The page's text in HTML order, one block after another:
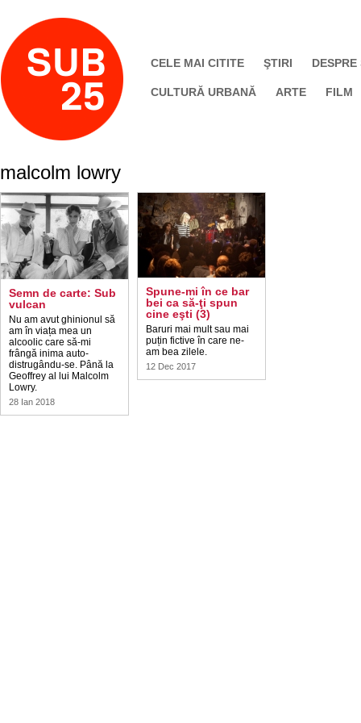
CELE MAI CITITE ŞTIRI DESPRE
CULTURĂ URBANĂ ARTE FILM
malcolm lowry
Semn de carte: Sub
vulcan
Nu am avut ghinionul să
am în viața mea un
alcoolic care să-mi
frângă inima auto-
distrugându-se. Până la
Geoffrey al lui Malcolm
Lowry.
28 Ian 2018
Spune-mi în ce bar
bei ca să-ţi spun
cine eşti (3)
Baruri mai mult sau mai
puțin fictive în care ne-
am bea zilele.
12 Dec 2017